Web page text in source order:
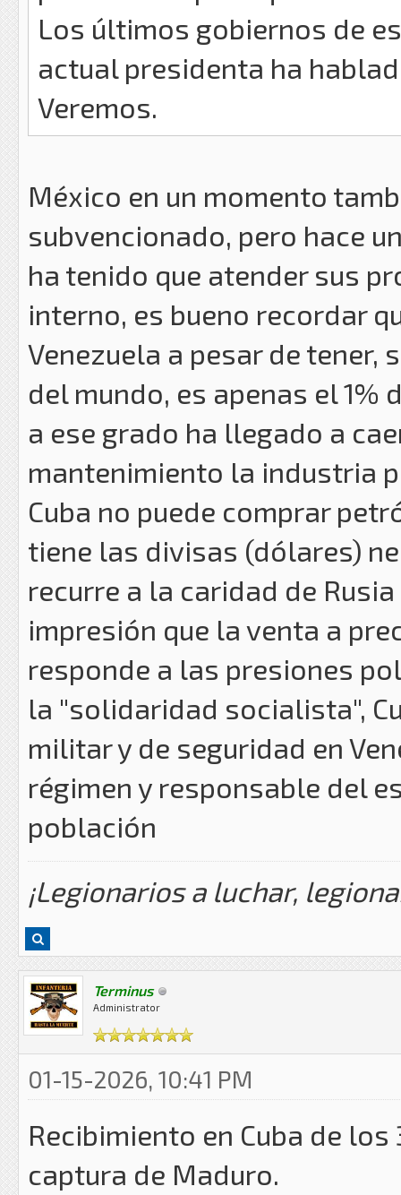
Los últimos gobiernos de
actual presidenta ha
Veremos.
México en un momento
subvencionado, pero hace
ha tenido que atender sus
interno, es bueno recordar
Venezuela a pesar de
del mundo, es apenas el
a ese grado ha llegado a
mantenimiento la industria
Cuba no puede comprar
tiene las divisas (dólares)
recurre a la caridad de
impresión que la venta a
responde a las presiones
la "solidaridad socialista",
militar y de seguridad en
régimen y responsable del
población
¡Legionarios a luchar,
Terminus
Administrator
01-15-2026, 10:41 PM
Recibimiento en Cuba de
captura de Maduro.